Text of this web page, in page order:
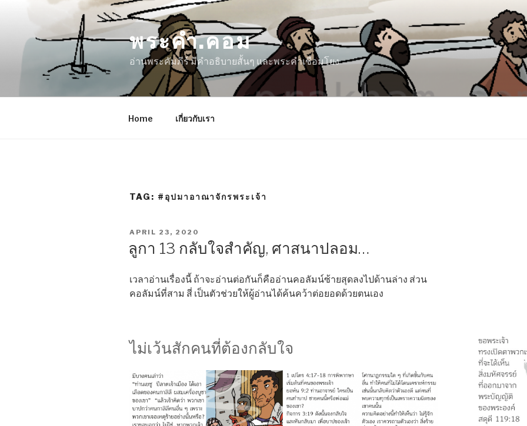
content
พระคำ.คอม
อ่านพระคัมภีร์ มีคำอธิบายสั้นๆ และพระคำเชื่อมโยง
Home เกี่ยวกับเรา
TAG: #อุปมาอาณาจักรพระเจ้า
POSTED
APRIL 23, 2020
ลูกา 13 กลับใจสำคัญ, ศาสนาปลอม…
เวลาอ่านเรื่องนี้ ถ้าจะอ่านต่อกันก็คืออ่านคอลัมน์ซ้ายสุดลงไปด้านล่าง ส่วน
คอลัมน์ที่สาม สี่ เป็นตัวช่วยให้ผู้อ่านได้ค้นคว้าต่อยอดด้วยตนเอง
ไม่เว้นสักคนที่ต้องกลับใจ